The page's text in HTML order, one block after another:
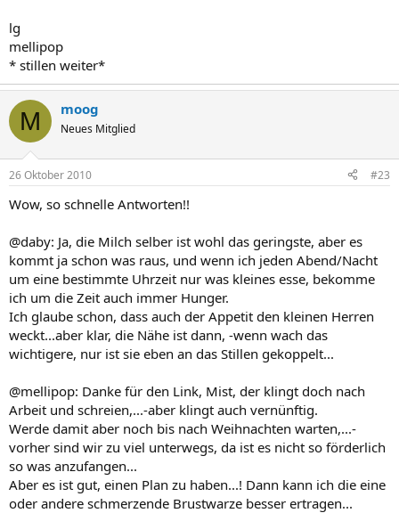
lg
mellipop
* stillen weiter*
M moog
Neues Mitglied
26 Oktober 2010 #23
Wow, so schnelle Antworten!!
@daby: Ja, die Milch selber ist wohl das geringste, aber es
kommt ja schon was raus, und wenn ich jeden Abend/Nacht
um eine bestimmte Uhrzeit nur was kleines esse, bekomme
ich um die Zeit auch immer Hunger.
Ich glaube schon, dass auch der Appetit den kleinen Herren
weckt...aber klar, die Nähe ist dann, -wenn wach das
wichtigere, nur ist sie eben an das Stillen gekoppelt...
@mellipop: Danke für den Link, Mist, der klingt doch nach
Arbeit und schreien,...-aber klingt auch vernünftig.
Werde damit aber noch bis nach Weihnachten warten,...-
vorher sind wir zu viel unterwegs, da ist es nicht so förderlich
so was anzufangen...
Aber es ist gut, einen Plan zu haben...! Dann kann ich die eine
oder andere schmerzende Brustwarze besser ertragen...